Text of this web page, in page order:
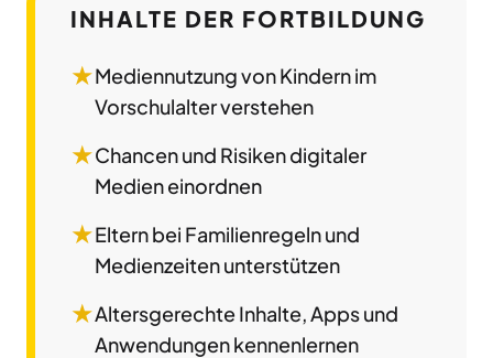
INHALTE DER FORTBILDUNG
★Mediennutzung von Kindern im
Vorschulalter verstehen
★Chancen und Risiken digitaler
Medien einordnen
★Eltern bei Familienregeln und
Medienzeiten unterstützen
★Altersgerechte Inhalte, Apps und
Anwendungen kennenlernen